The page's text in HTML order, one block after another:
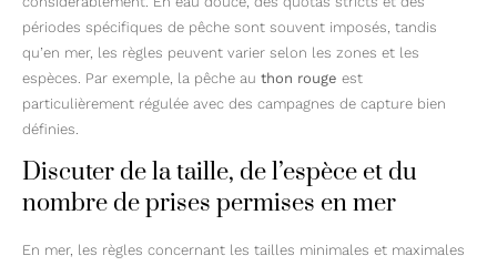
périodes spécifiques de pêche sont souvent imposés, tandis
qu’en mer, les règles peuvent varier selon les zones et les
espèces. Par exemple, la pêche au thon rouge est
particulièrement régulée avec des campagnes de capture bien
définies.
Discuter de la taille, de l’espèce et du
nombre de prises permises en mer
En mer, les règles concernant les tailles minimales et maximales